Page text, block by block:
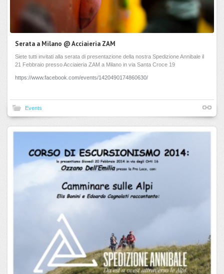
Serata a Milano @ Acciaieria ZAM
Siete tutti invitati alla serata di presentazione della nostra Spedizione Annibale il
21 Febbraio presso Acciaieria ZAM a Milano in via Santa Croce 19
https://www.facebook.com/events/1420490174860630/
Events